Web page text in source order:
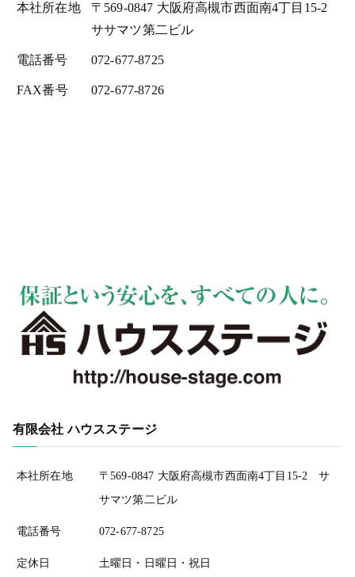
本社所在地
〒569-0847 大阪府高槻市西面南4丁目15-2
ササマツ第二ビル
電話番号 072-677-8725
FAX番号 072-677-8726
有限会社 ハウスステージ
本社所在地
〒569-0847 大阪府高槻市西面南4丁目15-2 サ
サマツ第二ビル
電話番号 072-677-8725
定休日 土曜日・日曜日・祝日